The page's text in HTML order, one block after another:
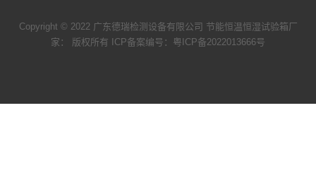
Copyright © 2022 广东德瑞检测设备有限公司 节能恒温恒湿试验箱厂
家： 版权所有 ICP备案编号： 粤ICP备2022013666号